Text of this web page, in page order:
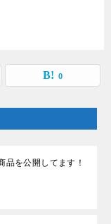
0
品を公開してます！